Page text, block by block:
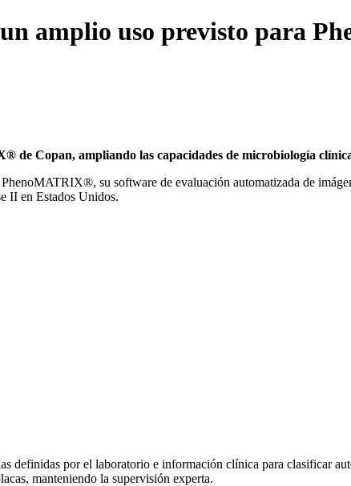
amplio uso previsto para
de Copan, ampliando las capacidades de microbiología
su software de evaluación automatizada de
II en Estados Unidos.
por el laboratorio e información clínica para clasificar
manteniendo la supervisión experta.